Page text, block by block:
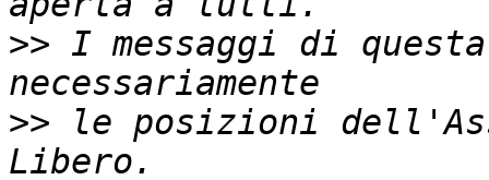
>> I messaggi di
>> le posizioni